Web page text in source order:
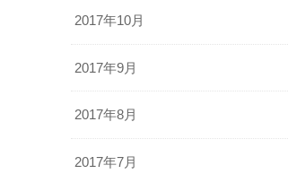
2017年10月
2017年9月
2017年8月
2017年7月